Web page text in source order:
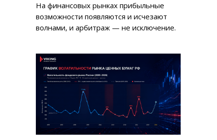
На финансовых рынках прибыльные
возможности появляются и исчезают
волнами, и арбитраж — не исключение.